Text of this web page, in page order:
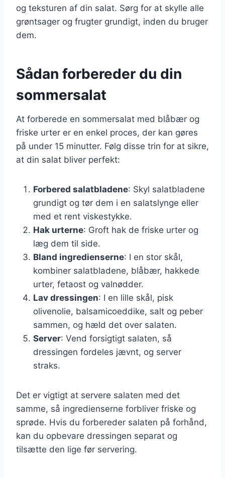
og teksturen af din salat. Sørg for at skylle alle
grøntsager og frugter grundigt, inden du bruger
dem.
Sådan forbereder du din
sommersalat
At forberede en sommersalat med blåbær og
friske urter er en enkel proces, der kan gøres
på under 15 minutter. Følg disse trin for at sikre,
at din salat bliver perfekt:
Forbered salatbladene: Skyl salatbladene
grundigt og tør dem i en salatslynge eller
med et rent viskestykke.
Hak urterne: Groft hak de friske urter og
læg dem til side.
Bland ingredienserne: I en stor skål,
kombiner salatbladene, blåbær, hakkede
urter, fetaost og valnødder.
Lav dressingen: I en lille skål, pisk
olivenolie, balsamicoeddike, salt og peber
sammen, og hæld det over salaten.
Server: Vend forsigtigt salaten, så
dressingen fordeles jævnt, og server
straks.
Det er vigtigt at servere salaten med det
samme, så ingredienserne forbliver friske og
sprøde. Hvis du forbereder salaten på forhånd,
kan du opbevare dressingen separat og
tilsætte den lige før servering.